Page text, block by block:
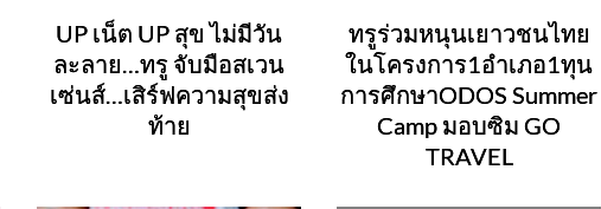
UP เน็ต UP สุข ไม่มีวัน
ละลาย…ทรู จับมือสเวน
เซ่นส์…เสิร์ฟความสุขส่ง
ท้าย
ทรูร่วมหนุนเยาวชนไทย
ในโครงการ1อำเภอ1ทุน
การศึกษาODOS Summer
Camp มอบซิม GO
TRAVEL